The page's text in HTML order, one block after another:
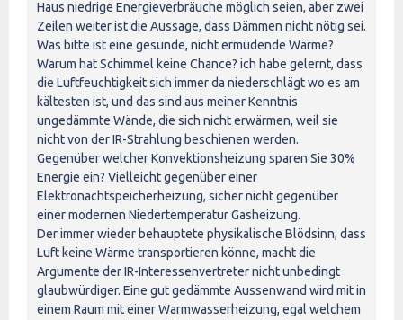
Haus niedrige Energieverbräuche möglich seien, aber zwei
Zeilen weiter ist die Aussage, dass Dämmen nicht nötig sei.
Was bitte ist eine gesunde, nicht ermüdende Wärme?
Warum hat Schimmel keine Chance? ich habe gelernt, dass
die Luftfeuchtigkeit sich immer da niederschlägt wo es am
kältesten ist, und das sind aus meiner Kenntnis
ungedämmte Wände, die sich nicht erwärmen, weil sie
nicht von der IR-Strahlung beschienen werden.
Gegenüber welcher Konvektionsheizung sparen Sie 30%
Energie ein? Vielleicht gegenüber einer
Elektronachtspeicherheizung, sicher nicht gegenüber
einer modernen Niedertemperatur Gasheizung.
Der immer wieder behauptete physikalische Blödsinn, dass
Luft keine Wärme transportieren könne, macht die
Argumente der IR-Interessenvertreter nicht unbedingt
glaubwürdiger. Eine gut gedämmte Aussenwand wird mit in
einem Raum mit einer Warmwasserheizung, egal welchem